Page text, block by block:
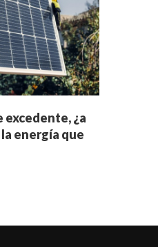
excedente, ¿a
energía que